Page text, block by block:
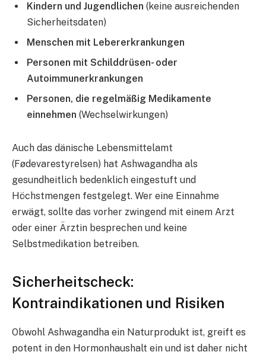
Kindern und Jugendlichen (keine ausreichenden
Sicherheitsdaten)
Menschen mit Lebererkrankungen
Personen mit Schilddrüsen- oder
Autoimmunerkrankungen
Personen, die regelmäßig Medikamente
einnehmen (Wechselwirkungen)
Auch das dänische Lebensmittelamt
(Fødevarestyrelsen) hat Ashwagandha als
gesundheitlich bedenklich eingestuft und
Höchstmengen festgelegt. Wer eine Einnahme
erwägt, sollte das vorher zwingend mit einem Arzt
oder einer Ärztin besprechen und keine
Selbstmedikation betreiben.
Sicherheitscheck:
Kontraindikationen und Risiken
Obwohl Ashwagandha ein Naturprodukt ist, greift es
potent in den Hormonhaushalt ein und ist daher nicht